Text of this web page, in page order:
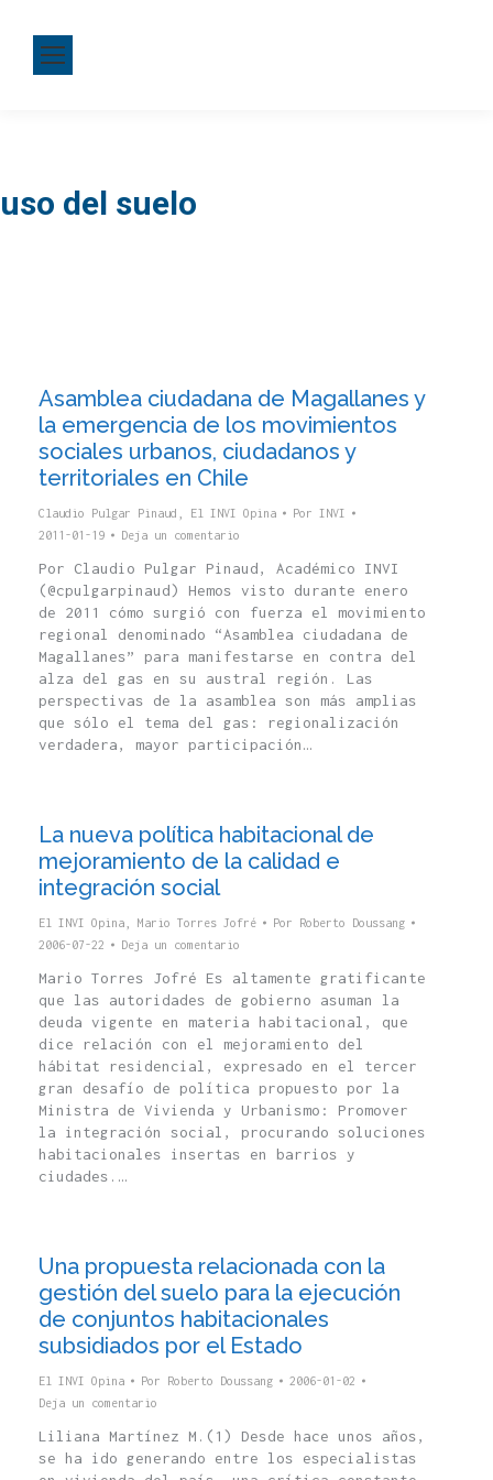
uso del suelo
Asamblea ciudadana de Magallanes y
la emergencia de los movimientos
sociales urbanos, ciudadanos y
territoriales en Chile
Claudio Pulgar Pinaud El INVI Opina Por INVI
2011-01-19
Deja un comentario
Por Claudio Pulgar Pinaud, Académico INVI
(@cpulgarpinaud) Hemos visto durante enero
de 2011 cómo surgió con fuerza el movimiento
regional denominado “Asamblea ciudadana de
Magallanes” para manifestarse en contra del
alza del gas en su austral región. Las
perspectivas de la asamblea son más amplias
que sólo el tema del gas: regionalización
verdadera, mayor participación…
La nueva política habitacional de
mejoramiento de la calidad e
integración social
El INVI Opina Mario Torres Jofré Por Roberto Doussang
2006-07-22
Deja un comentario
Mario Torres Jofré Es altamente gratificante
que las autoridades de gobierno asuman la
deuda vigente en materia habitacional, que
dice relación con el mejoramiento del
hábitat residencial, expresado en el tercer
gran desafío de política propuesto por la
Ministra de Vivienda y Urbanismo: Promover
la integración social, procurando soluciones
habitacionales insertas en barrios y
ciudades.…
Una propuesta relacionada con la
gestión del suelo para la ejecución
de conjuntos habitacionales
subsidiados por el Estado
El INVI Opina Por Roberto Doussang
2006-01-02
Deja un comentario
Liliana Martínez M.(1) Desde hace unos años,
se ha ido generando entre los especialistas